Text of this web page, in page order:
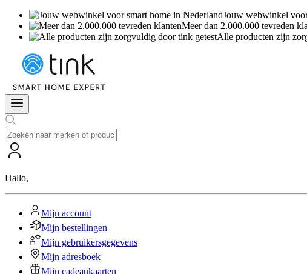
Jouw webwinkel
Meer dan 2.000.000 tevreden
Alle producten zijn
Hallo,
Mijn account
Mijn bestellingen
Mijn gebruikersgegevens
Mijn adresboek
Mijn cadeaukaarten